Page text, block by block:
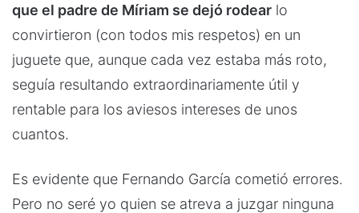
que el padre de Míriam se dejó rodear lo
convirtieron (con todos mis respetos) en un
juguete que, aunque cada vez estaba más roto,
seguía resultando extraordinariamente útil y
rentable para los aviesos intereses de unos
cuantos.
Es evidente que Fernando García cometió errores.
Pero no seré yo quien se atreva a juzgar ninguna